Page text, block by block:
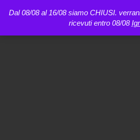
Dal 08/08 al 16/08 siamo CHIUSI.
ricevuti entro 08/08